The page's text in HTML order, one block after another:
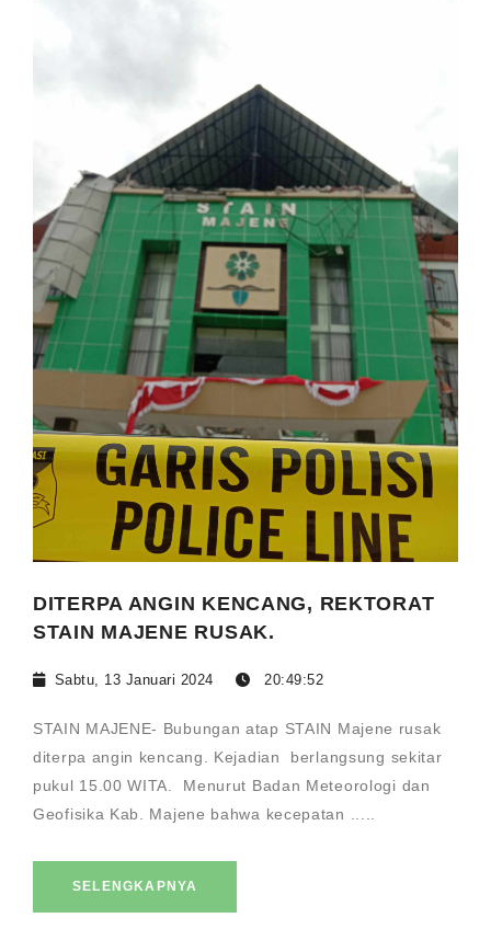
DITERPA ANGIN KENCANG, REKTORAT
STAIN MAJENE RUSAK.
Sabtu, 13 Januari 2024 20:49:52
STAIN MAJENE- Bubungan atap STAIN Majene rusak
diterpa angin kencang. Kejadian berlangsung sekitar
pukul 15.00 WITA. Menurut Badan Meteorologi dan
Geofisika Kab. Majene bahwa kecepatan .....
SELENGKAPNYA